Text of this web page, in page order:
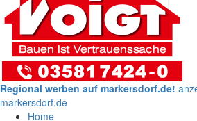
Regional werben auf markersdorf.de!
markersdorf.de
Home